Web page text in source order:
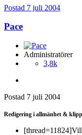
Postad 7 juli 2004
Pace
Administratörer
3,8k
Postad 7 juli 2004
Redigering i allmänhet &